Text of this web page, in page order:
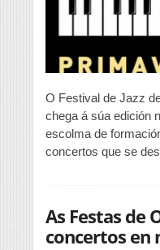
O Festival de Jazz
chega á súa edición
escolma de
concertos que se
As Festas de
concertos en